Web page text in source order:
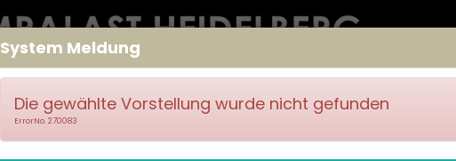
System Meldung
Die gewählte Vorstellung wurde nicht gefunden
ErrorNo. 270083